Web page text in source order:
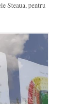
Steaua, pentru